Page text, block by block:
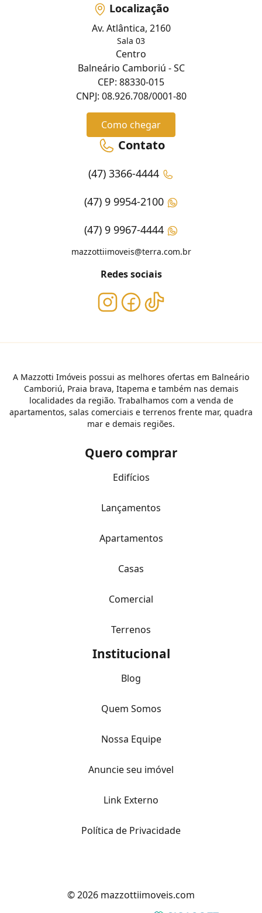
Localização
Av. Atlântica, 2160
Sala 03
Centro
Balneário Camboriú - SC
CEP: 88330-015
CNPJ: 08.926.708/0001-80
Como chegar
Contato
(47) 3366-4444
(47) 9 9954-2100
(47) 9 9967-4444
mazzottiimoveis@terra.com.br
Redes sociais
A Mazzotti Imóveis possui as melhores ofertas em Balneário
Camboriú, Praia brava, Itapema e também nas demais
localidades da região. Trabalhamos com a venda de
apartamentos, salas comerciais e terrenos frente mar, quadra
mar e demais regiões.
Quero comprar
Edifícios
Lançamentos
Apartamentos
Casas
Comercial
Terrenos
Institucional
Blog
Quem Somos
Nossa Equipe
Anuncie seu imóvel
Link Externo
Política de Privacidade
© 2026 mazzottiimoveis.com